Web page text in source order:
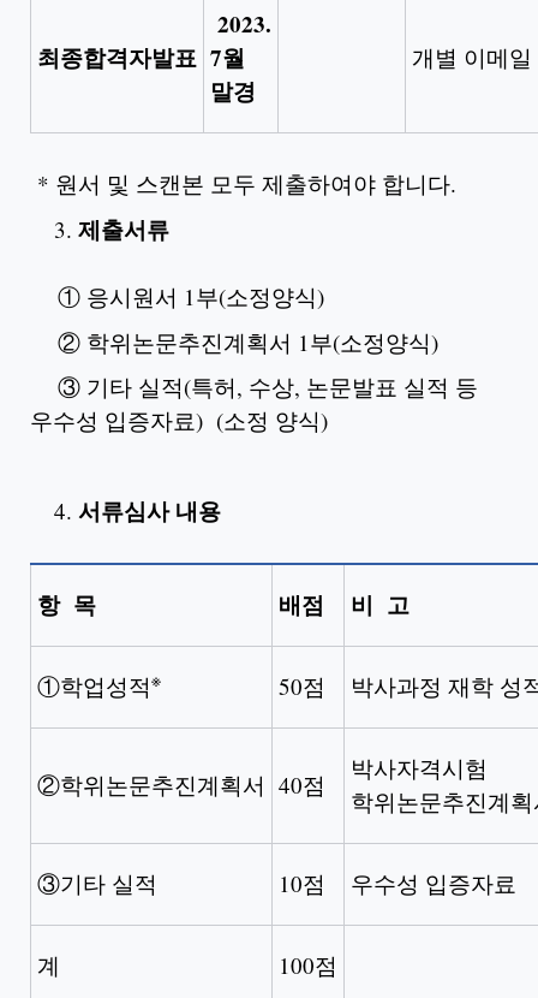
최종합격자발표
2023.
7월
말경
개별 이메
* 원서 및 스캔본 모두 제출하여야 합니다.
제출서류
① 응시원서 1부(소정양식)
② 학위논문추진계획서 1부(소정양식)
③ 기타 실적(특허, 수상, 논문발표 실적 등
우수성 입증자료) (소정 양식)
서류심사 내용
항 목 배점 비 고
①학업성적※ 50점 박사과정 재학 성
②학위논문추진계획서 40점
박사자격시험
학위논문추진계
③기타 실적 10점 우수성 입증자료
계 100점